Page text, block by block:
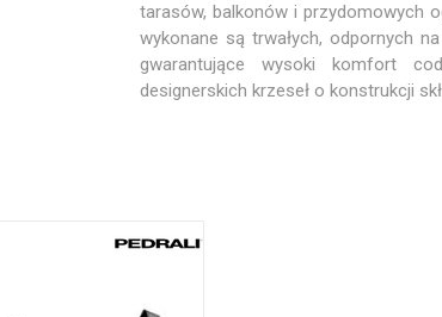
tarasów, balkonów i przydomowych
wykonane są trwałych, odpornych
gwarantujące wysoki komfort
designerskich krzeseł o konstrukcji